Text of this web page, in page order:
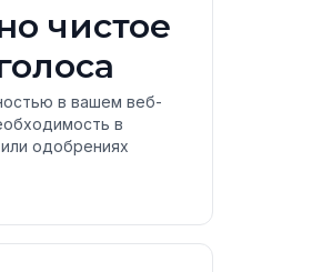
чистое
в вашем веб-
в
или одобрениях